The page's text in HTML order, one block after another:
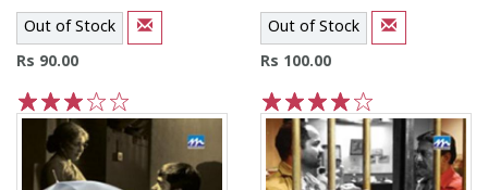
Out of Stock
Rs 90.00
5
4
3
2
1
Out of Stock
Rs 100.00
5
4
3
2
1